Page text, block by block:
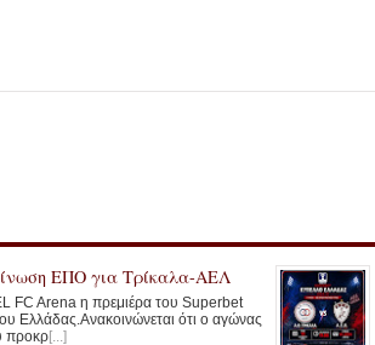
ΕΠΟ για Τρίκαλα-ΑΕΛ
FC Arena η πρεμιέρα του Superbet
Ελλάδας.Ανακοινώνεται ότι ο αγώνας
προκρ[...]